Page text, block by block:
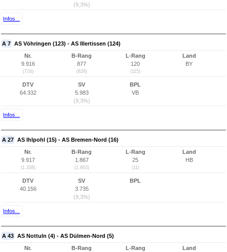
(9,3%)
Infos...
A 7 AS Vöhringen (123) - AS Illertissen (124)
Nr.
9.916
(716)
B-Rang
877
(828)
L-Rang
120
(115)
Land
BY
DTV
64.332
SV
5.983
(9,3%)
BPL
VB
Infos...
A 27 AS Ihlpohl (15) - AS Bremen-Nord (16)
Nr.
9.917
(1.208)
B-Rang
1.867
(1.663)
L-Rang
25
(11)
Land
HB
DTV
40.156
SV
3.735
(9,3%)
BPL
Infos...
A 43 AS Nottuln (4) - AS Dülmen-Nord (5)
Nr.
B-Rang
L-Rang
Land